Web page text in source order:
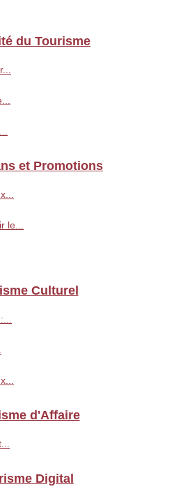
du Tourisme
et Promotions
le...
Culturel
d'Affaire
Digital